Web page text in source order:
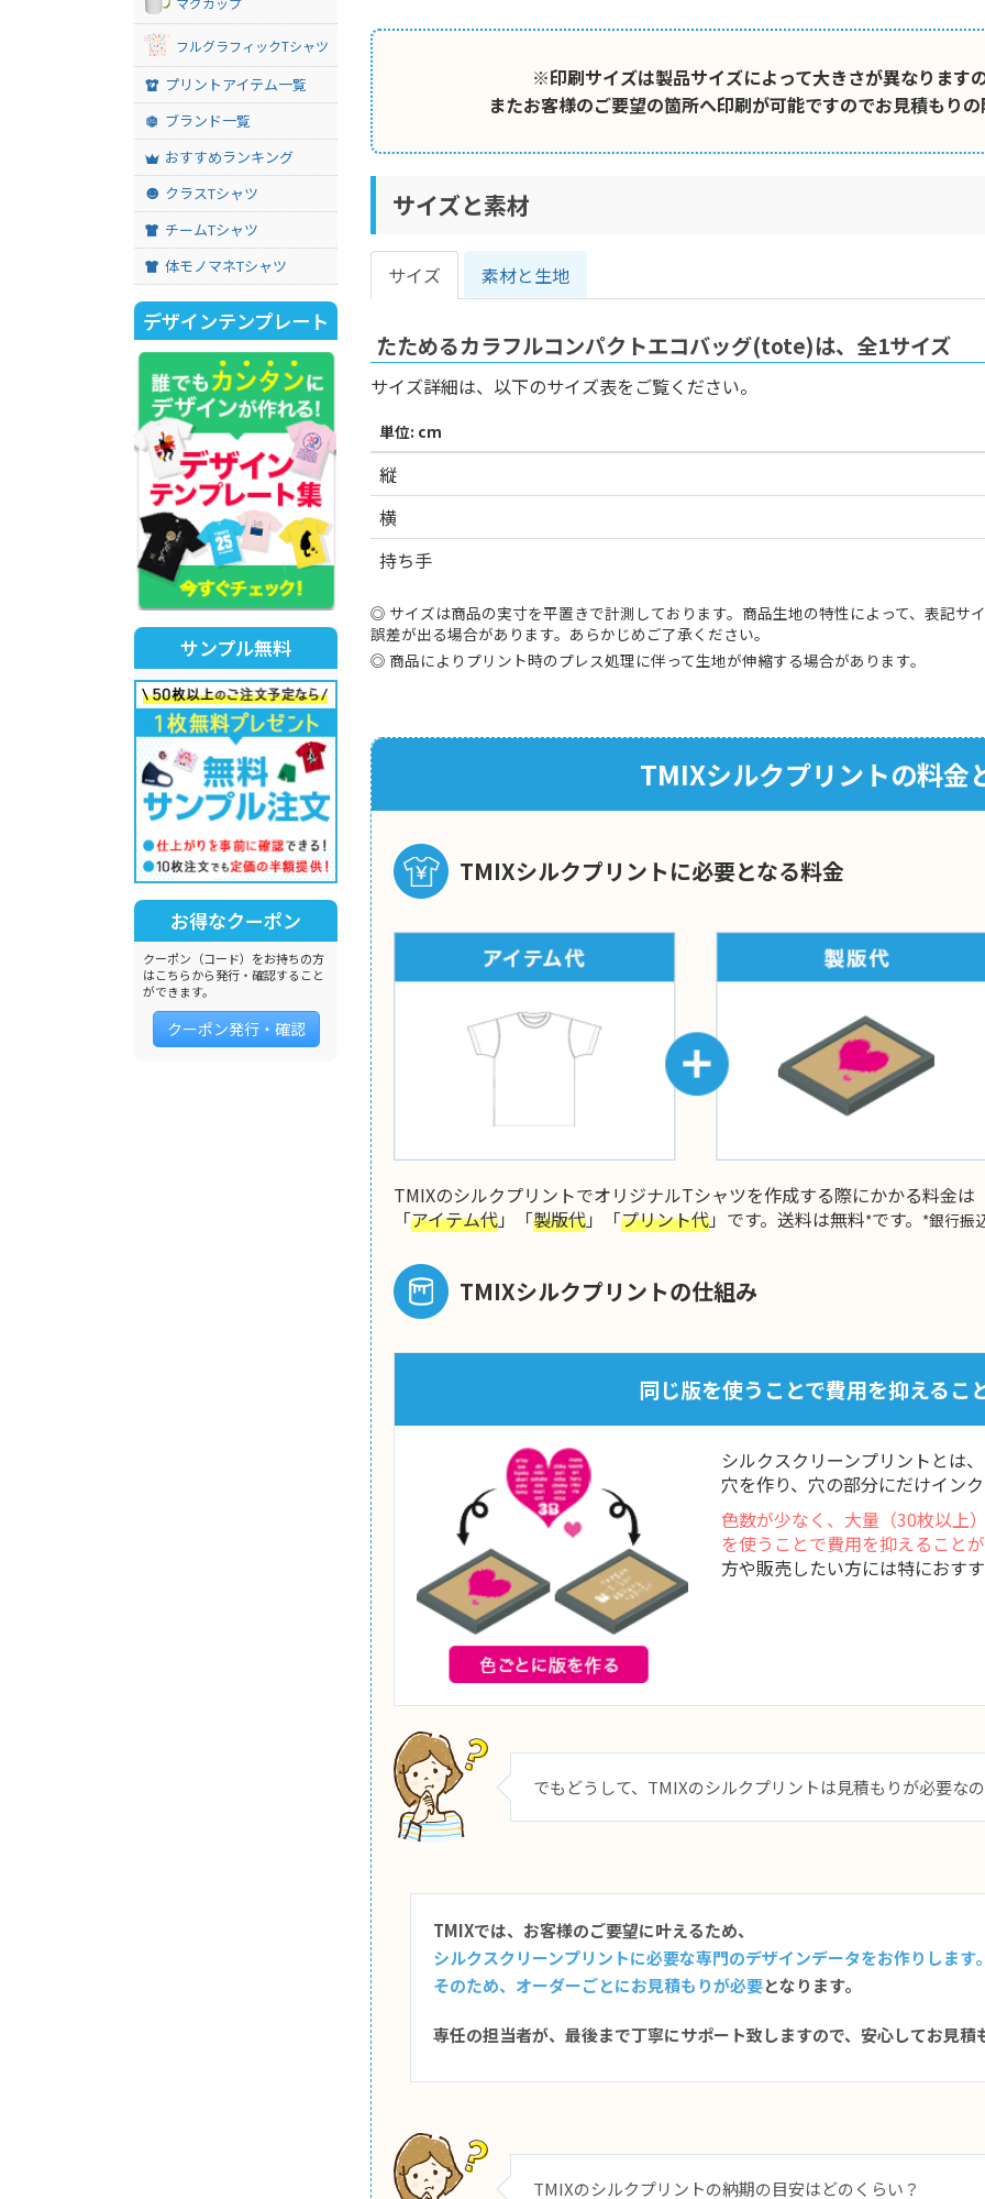
※印刷サイズは製品サイズによって大きさが異なります
またお客様のご要望の箇所へ印刷が可能ですのでお見積もり
サイズと素材
サイズ 素材と生地
たためるカラフルコンパクトエコバッグ(tote)は、全1サイズ
サイズ詳細は、以下のサイズ表をご覧ください。
単位: cm
縦
横
持ち手
サイズは商品の実寸を平置きで計測しております。商品生地の特性によって、表記サ
誤差が出る場合があります。あらかじめご了承ください。
商品によりプリント時のプレス処理に伴って生地が伸縮する場合があります。
TMIXシルクプリントの料金
TMIXシルクプリントに必要となる料金
TMIXのシルクプリントでオリジナルTシャツを作成する際にかかる料金は
「アイテム代」「製版代」「プリント代」です。送料は無料*です。 *銀行振
TMIXシルクプリントの仕組み
同じ版を使うことで費用を抑えるこ
シルクスクリーンプリントとは
穴を作り、穴の部分にだけイン
色数が少なく、大量（30枚以上
を使うことで費用を抑えること
方や販売したい方には特におす
でもどうして、TMIXのシルクプリントは見積もりが必要な
TMIXでは、お客様のご要望に叶えるため、
シルクスクリーンプリントに必要な専門のデザインデータをお作りします
そのため、オーダーごとにお見積もりが必要となります。
専任の担当者が、最後まで丁寧にサポート致しますので、安心してお見積
TMIXのシルクプリントの納期の目安はどのくらい？
フルグラフィックTシャツ
プリントアイテム一覧
ブランド一覧
おすすめランキング
クラスTシャツ
チームTシャツ
体モノマネTシャツ
デザインテンプレート
サンプル無料
お得なクーポン
クーポン（コード）をお持ちの方
はこちらから発行・確認すること
ができます。
クーポン発行・確認